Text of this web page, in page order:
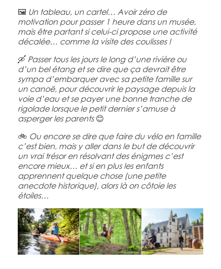
🖼 Un tableau, un cartel… Avoir zéro de
motivation pour passer 1 heure dans un musée,
mais être partant si celui-ci propose une activité
décalée… comme la visite des coulisses !
🛶 Passer tous les jours le long d’une rivière ou
d’un bel étang et se dire que ça devrait être
sympa d’embarquer avec sa petite famille sur
un canoë, pour découvrir le paysage depuis la
voie d’eau et se payer une bonne tranche de
rigolade lorsque le petit dernier s’amuse à
asperger les parents😊
🚲 Ou encore se dire que faire du vélo en famille
c’est bien, mais y aller dans le but de découvrir
un vrai trésor en résolvant des énigmes c’est
encore mieux… et si en plus les enfants
apprennent quelque chose (une petite
anecdote historique), alors là on côtoie les
étoiles…